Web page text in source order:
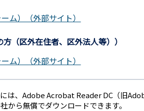
ム）（外部サイト）
（区外在住者、区外法人等））
ム）（外部サイト）
は、Adobe Acrobat Reader DC（旧
から無償でダウンロードできます。